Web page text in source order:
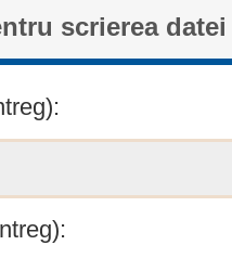
scrierea